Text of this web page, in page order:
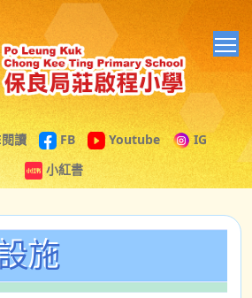
讀 FB Youtube
IG
小紅書
施